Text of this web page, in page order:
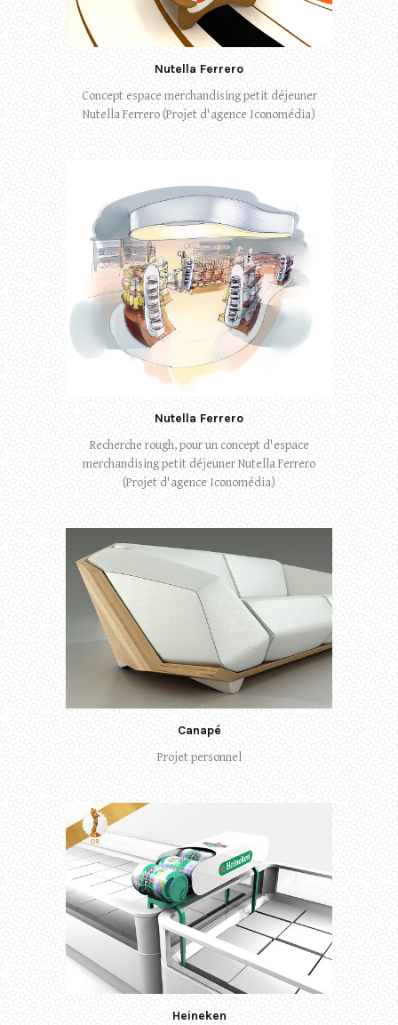
Nutella Ferrero
Concept espace merchandising petit déjeuner
Nutella Ferrero (Projet d'agence Iconomédia)
Nutella Ferrero
Recherche rough, pour un concept d'espace
merchandising petit déjeuner Nutella Ferrero
(Projet d'agence Iconomédia)
Canapé
Projet personnel
Heineken